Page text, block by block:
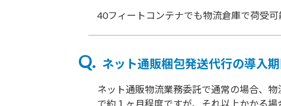
40フィートコンテナでも物流倉庫で荷受
ネット通販梱包発送代行の導入
ネット通販物流業務委託で通常の場合、
で約１ヶ月程度ですが、それ以上かかる場